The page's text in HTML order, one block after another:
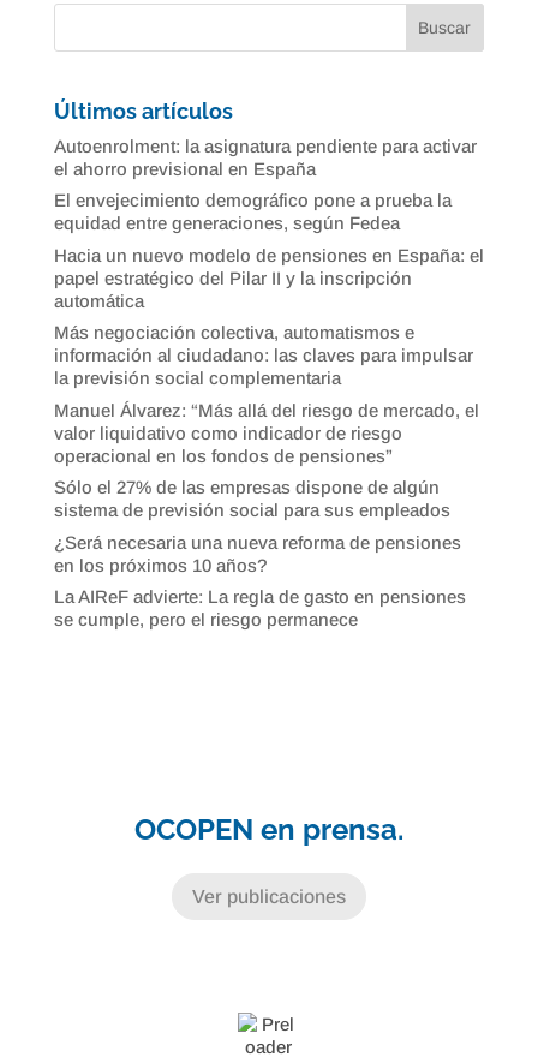
Últimos artículos
Autoenrolment: la asignatura pendiente para activar
el ahorro previsional en España
El envejecimiento demográfico pone a prueba la
equidad entre generaciones, según Fedea
Hacia un nuevo modelo de pensiones en España: el
papel estratégico del Pilar II y la inscripción
automática
Más negociación colectiva, automatismos e
información al ciudadano: las claves para impulsar
la previsión social complementaria
Manuel Álvarez: “Más allá del riesgo de mercado, el
valor liquidativo como indicador de riesgo
operacional en los fondos de pensiones”
Sólo el 27% de las empresas dispone de algún
sistema de previsión social para sus empleados
¿Será necesaria una nueva reforma de pensiones
en los próximos 10 años?
La AIReF advierte: La regla de gasto en pensiones
se cumple, pero el riesgo permanece
OCOPEN en prensa.
Ver publicaciones